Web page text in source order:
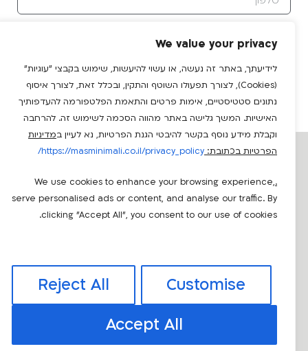
We value your privacy
לידיעתך, באתר זה נעשה, או עשוי להיעשות, שימוש בקבצי "עוגיות"
(Cookies), לצורך תפעולו השוטף והתקין, ובכלל זאת, לצורך איסוף
נתונים סטטיסטיים, אימות פרטים והתאמת הפלטפורמה להעדפותיך
האישיות. המשך גלישה באתר מהווה הסכמה לשימוש זה. להרחבה
וקבלת מידע נוסף בקשר להיבטי הגנת הפרטיות, נא לעיין במדיניות
הפרטיות בכתובת: https://masminimali.co.il/privacy_policy/
We use cookies to enhance your browsing experience,
serve personalised ads or content, and analyse our traffic. By
clicking "Accept All", you consent to our use of cookies.
Customise
Reject All
Accept All
שליחה
מאמרים אחרונים
מיוני 2026 – כל חשבונית מעל 5,000 ש"ח חייבת
במספר הקצאה